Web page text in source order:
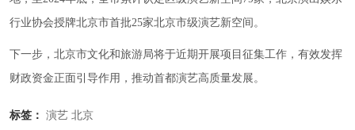
行业协会授牌北京市首批25家北京市级演艺新空间。
下一步，北京市文化和旅游局将于近期开展项目征集工作，有效发挥
财政资金正面引导作用，推动首都演艺高质量发展。
标签： 演艺 北京